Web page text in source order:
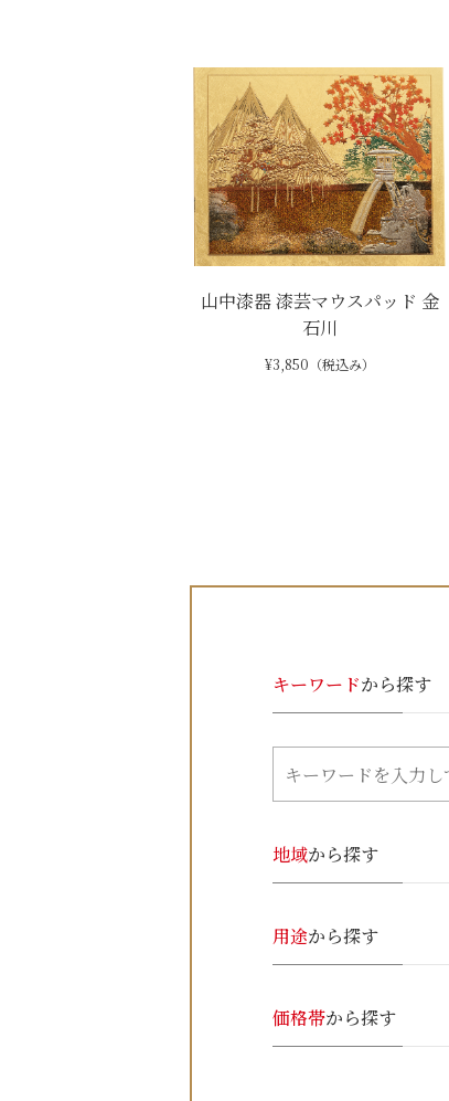
山中漆器 漆芸マウスパッド 金
石川
¥3,850（税込み）
キーワードから探す
地域から探す
用途から探す
価格帯から探す